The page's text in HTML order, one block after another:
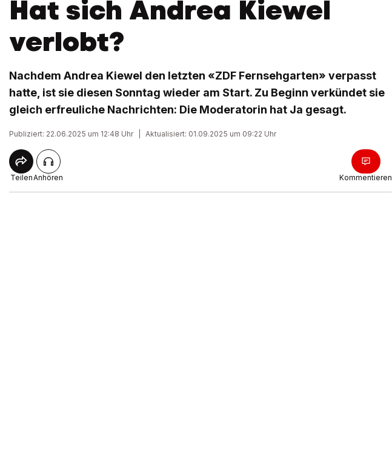
Hat sich Andrea Kiewel
verlobt?
Nachdem Andrea Kiewel den letzten «ZDF Fernsehgarten» verpasst
hatte, ist sie diesen Sonntag wieder am Start. Zu Beginn verkündet sie
gleich erfreuliche Nachrichten: Die Moderatorin hat Ja gesagt.
Publiziert: 22.06.2025 um 12:48 Uhr Aktualisiert: 01.09.2025 um 09:22 Uhr
TeilenAnhören Kommentieren